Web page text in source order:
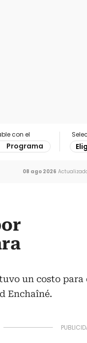
con el
Programa
08 ago 2026
un costo para
Enchaîné.